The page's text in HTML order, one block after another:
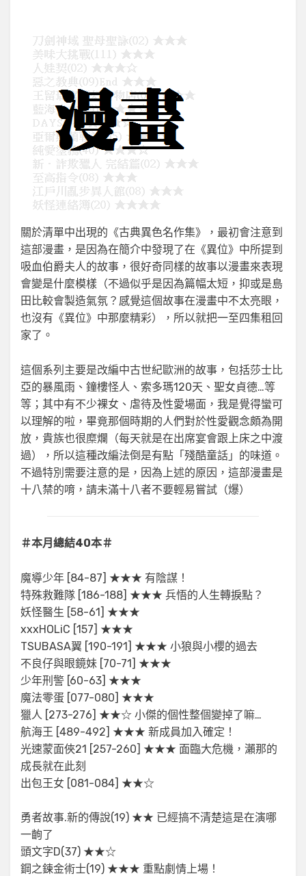
關於清單中出現的《古典異色名作集》，最初會注意到
這部漫畫，是因為在簡介中發現了在《異位》中所提到
吸血伯爵夫人的故事，很好奇同樣的故事以漫畫來表現
會變是什麼模樣（不過似乎是因為篇幅太短，抑或是島
田比較會製造氣氛？感覺這個故事在漫畫中不太亮眼，
也沒有《異位》中那麼精彩），所以就把一至四集租回
家了。
這個系列主要是改編中古世紀歐洲的故事，包括莎士比
亞的暴風雨、鐘樓怪人、索多瑪120天、聖女貞德…等
等；其中有不少裸女、虐待及性愛場面，我是覺得蠻可
以理解的啦，畢竟那個時期的人們對於性愛觀念頗為開
放，貴族也很糜爛（每天就是在出席宴會跟上床之中渡
過），所以這種改編法倒是有點「殘酷童話」的味道。
不過特別需要注意的是，因為上述的原因，這部漫畫是
十八禁的唷，請未滿十八者不要輕易嘗試（爆）
＃本月總結40本＃
魔導少年 [84-87] ★★★ 有陰謀！
特殊救難隊 [186-188] ★★★ 兵悟的人生轉捩點？
妖怪醫生 [58-61] ★★★
xxxHOLiC [157] ★★★
TSUBASA翼 [190-191] ★★★ 小狼與小櫻的過去
不良仔與眼鏡妹 [70-71] ★★★
少年刑警 [60-63] ★★★
魔法零蛋 [077-080] ★★★
獵人 [273-276] ★★☆ 小傑的個性整個變掉了嘛…
航海王 [489-492] ★★★ 新成員加入確定！
光速蒙面俠21 [257-260] ★★★ 面臨大危機，瀨那的
成長就在此刻
出包王女 [081-084] ★★☆
勇者故事.新的傳說(19) ★★ 已經搞不清楚這是在演哪
一齣了
頭文字D(37) ★★☆
鋼之鍊金術士(19) ★★★ 重點劇情上場！